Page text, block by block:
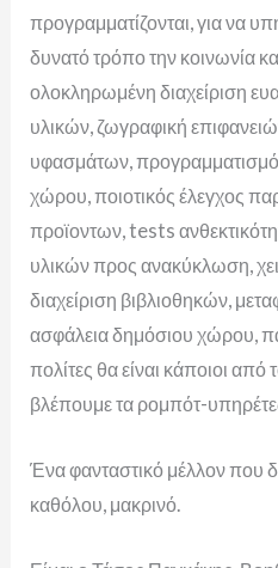
προγραμματίζονται, για να
δυνατό τρόπο την κοινωνία
ολοκληρωμένη διαχείριση
υλικών, ζωγραφική
υφασμάτων,
χώρου, ποιοτικός έλεγχος
προϊοντων, tests
υλικών προς ανακύκλωση,
διαχείριση βιβλιοθηκών,
ασφάλεια δημόσιου χώρου,
πολίτες θα είναι κάποιοι
βλέπουμε τα ρομπότ-
Ένα φανταστικό μέλλον που
καθόλου, μακρινό.